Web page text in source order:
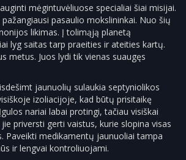
mėgintuvėliuose specialiai šiai misijai.
pasaulio mokslininkai. Nuo šių
likimas. Į tolimąją planetą
lyg saitas tarp praeities ir ateities kartų.
metus. Juos lydi tik vienas suaugęs
jaunuolių sulaukia septyniolikos
izoliacijoje, kad būtų prisitaikę
nariai labai protingi, tačiau visiškai
priversti gerti vaistus, kurie slopina visas
Paveikti medikamentų jaunuoliai tampa
ir lengvai kontroliuojami.